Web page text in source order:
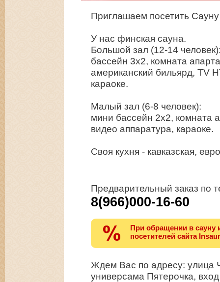
Приглашаем посетить
У нас финская сауна.
Большой зал (12-14
бассейн 3х2, комната
американский бильярд, TV
караоке.
Малый зал (6-8 человек):
мини бассейн 2х2, комната
видео аппаратура, караоке.
Своя кухня - кавказская,
Предварительный заказ по
8(966)000-16-60
При обращении в сауну
посетителей сайта
Ждем Вас по адресу: улица
универсама Пятерочка,